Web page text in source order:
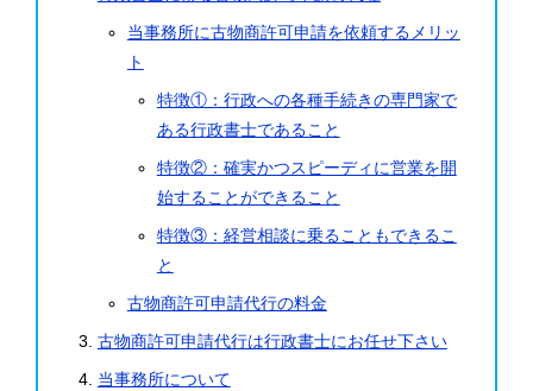
当事務所に古物商許可申請を依頼するメリッ
ト
特徴①：行政への各種手続きの専門家で
ある行政書士であること
特徴②：確実かつスピーディに営業を開
始することができること
特徴③：経営相談に乗ることもできるこ
と
古物商許可申請代行の料金
古物商許可申請代行は行政書士にお任せ下さい
当事務所について